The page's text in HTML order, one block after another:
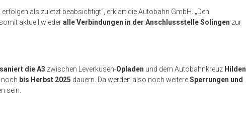
erfolgen als zuletzt beabsichtigt“, erklärt die Autobahn GmbH. „Den
aktuell wiederalle Verbindungen in der Anschlussstelle Solingen zur
saniert die A3 zwischen Leverkusen-Opladen und dem Autobahnkreuz Hilden
noch bis Herbst 2025 dauern. Da werden also noch weitereSperrungen und
sein.